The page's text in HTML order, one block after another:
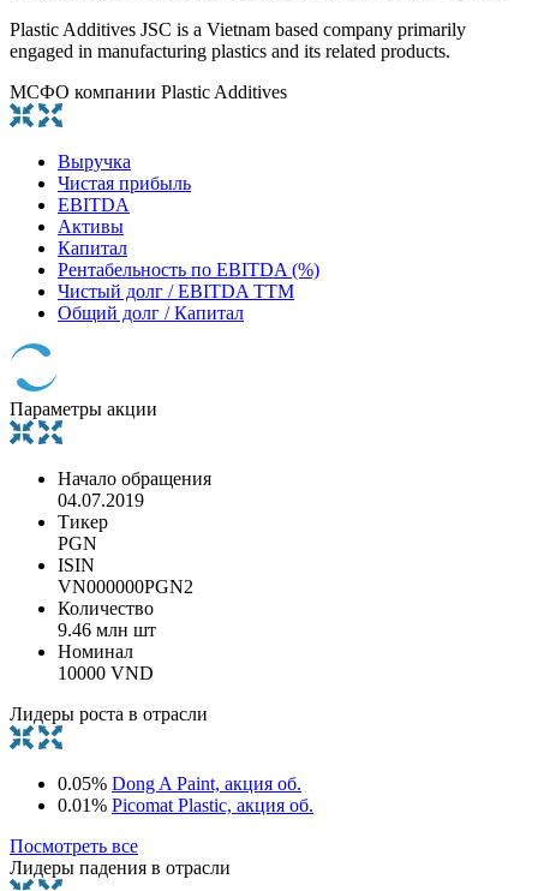
Plastic Additives JSC is a Vietnam based company primarily
engaged in manufacturing plastics and its related products.
МСФО компании Plastic Additives
Выручка
Чистая прибыль
EBITDA
Активы
Капитал
Рентабельность по EBITDA (%)
Чистый долг / EBITDA TTM
Общий долг / Капитал
Параметры акции
Начало обращения
04.07.2019
Тикер
PGN
ISIN
VN000000PGN2
Количество
9.46 млн шт
Номинал
10000 VND
Лидеры роста в отрасли
0.05% Dong A Paint, акция об.
0.01% Picomat Plastic, акция об.
Посмотреть все
Лидеры падения в отрасли